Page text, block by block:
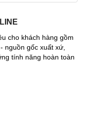
cho khách hàng gồm
nguồn gốc xuất xứ,
tính năng hoàn toàn